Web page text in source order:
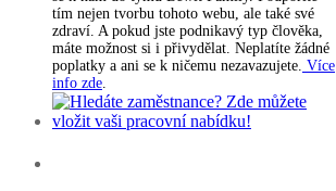
tím nejen tvorbu tohoto webu, ale také své
zdraví. A pokud jste podnikavý typ člověka,
máte možnost si i přivydělat. Neplatíte žádné
poplatky a ani se k ničemu nezavazujete. Více
info zde.